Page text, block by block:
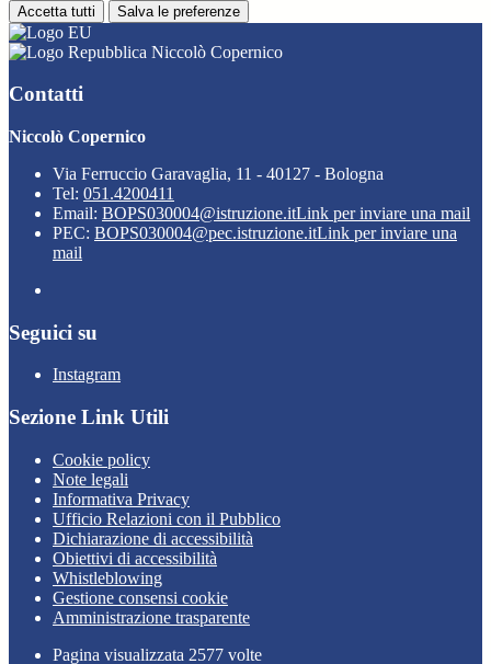
Accetta tutti Salva le preferenze
Niccolò Copernico
Contatti
Niccolò Copernico
Via Ferruccio Garavaglia, 11 - 40127 - Bologna
Tel: 051.4200411
Email: BOPS030004@istruzione.itLink per inviare una mail
PEC: BOPS030004@pec.istruzione.itLink per inviare una
mail
Seguici su
Instagram
Sezione Link Utili
Cookie policy
Note legali
Informativa Privacy
Ufficio Relazioni con il Pubblico
Dichiarazione di accessibilità
Obiettivi di accessibilità
Whistleblowing
Gestione consensi cookie
Amministrazione trasparente
Pagina visualizzata 2577 volte